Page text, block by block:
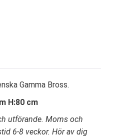
Gamma Bross.
H:80 cm
utförande. Moms och
6-8 veckor. Hör av dig